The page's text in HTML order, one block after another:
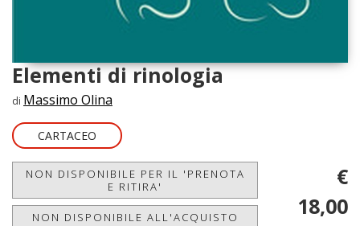
Elementi di rinologia
di Massimo Olina
CARTACEO
NON DISPONIBILE PER IL 'PRENOTA
E RITIRA'
NON DISPONIBILE ALL'ACQUISTO
€
18,00